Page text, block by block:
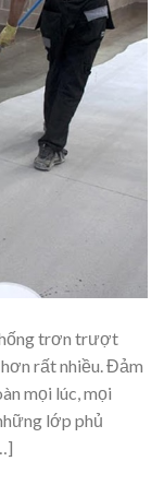
trơn trượt
rất nhiều. Đảm
mọi lúc, mọi
lớp phủ